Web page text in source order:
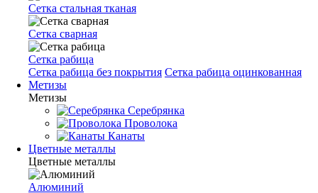
Сетка стальная тканая
Сетка сварная
Сетка рабица
Сетка рабица без покрытия Сетка рабица оцинкованная
Метизы
Метизы
Серебрянка
Проволока
Канаты
Цветные металлы
Цветные металлы
Алюминий